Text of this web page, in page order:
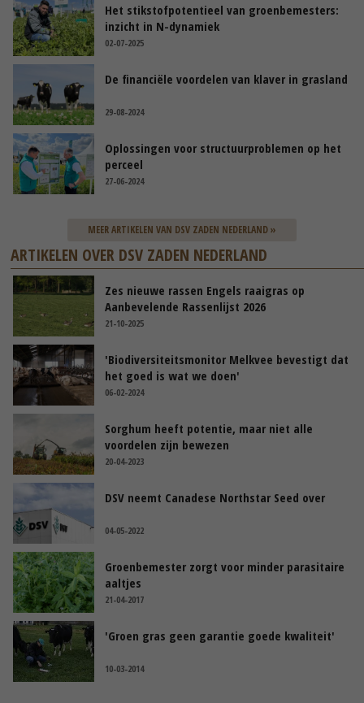
Het stikstofpotentieel van groenbemesters:
inzicht in N-dynamiek
02-07-2025
De financiële voordelen van klaver in grasland
29-08-2024
Oplossingen voor structuurproblemen op het
perceel
27-06-2024
MEER ARTIKELEN VAN DSV ZADEN NEDERLAND »
ARTIKELEN OVER DSV ZADEN NEDERLAND
Zes nieuwe rassen Engels raaigras op
Aanbevelende Rassenlijst 2026
21-10-2025
'Biodiversiteitsmonitor Melkvee bevestigt dat
het goed is wat we doen'
06-02-2024
Sorghum heeft potentie, maar niet alle
voordelen zijn bewezen
20-04-2023
DSV neemt Canadese Northstar Seed over
04-05-2022
Groenbemester zorgt voor minder parasitaire
aaltjes
21-04-2017
'Groen gras geen garantie goede kwaliteit'
10-03-2014